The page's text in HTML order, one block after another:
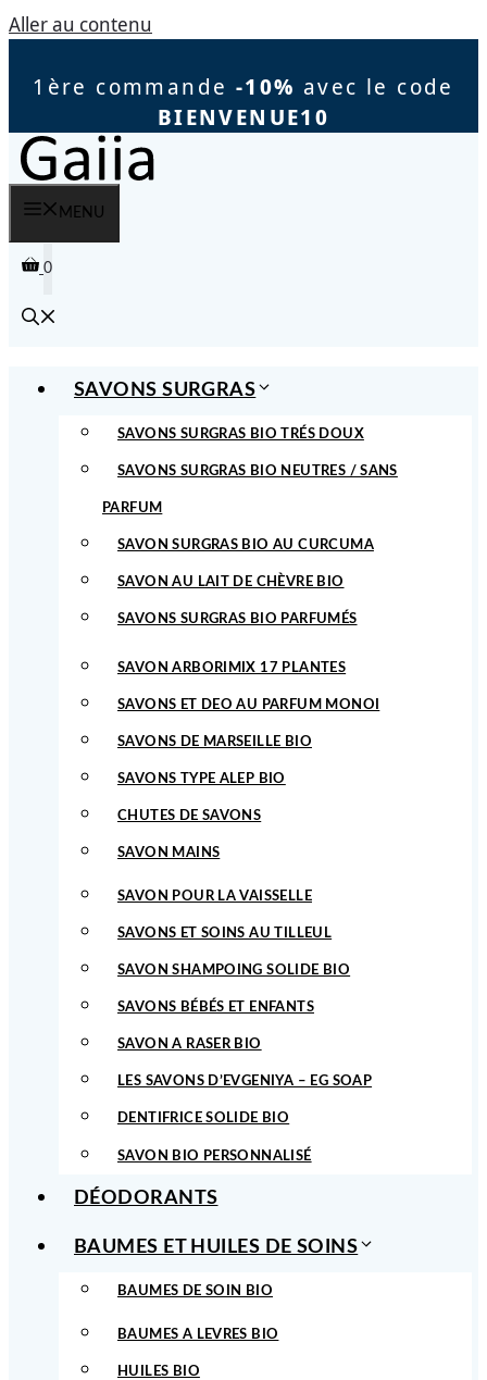
Aller au contenu
1ère commande -10% avec le code
BIENVENUE10
MENU
0
SAVONS SURGRAS
SAVONS SURGRAS BIO TRÉS DOUX
SAVONS SURGRAS BIO NEUTRES / SANS
PARFUM
SAVON SURGRAS BIO AU CURCUMA
SAVON AU LAIT DE CHÈVRE BIO
SAVONS SURGRAS BIO PARFUMÉS
SAVON ARBORIMIX 17 PLANTES
SAVONS ET DEO AU PARFUM MONOI
SAVONS DE MARSEILLE BIO
SAVONS TYPE ALEP BIO
CHUTES DE SAVONS
SAVON MAINS
SAVON POUR LA VAISSELLE
SAVONS ET SOINS AU TILLEUL
SAVON SHAMPOING SOLIDE BIO
SAVONS BÉBÉS ET ENFANTS
SAVON A RASER BIO
LES SAVONS D’EVGENIYA – EG SOAP
DENTIFRICE SOLIDE BIO
SAVON BIO PERSONNALISÉ
DÉODORANTS
BAUMES ET HUILES DE SOINS
BAUMES DE SOIN BIO
BAUMES A LEVRES BIO
HUILES BIO